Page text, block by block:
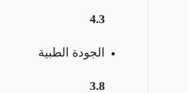
4.3
الجودة الطبية
3.8